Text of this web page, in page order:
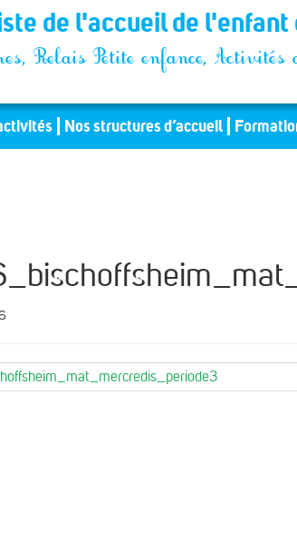
de l'accueil de l'enfant
Relais Petite enfance, Activités
Nos structures d’accueil